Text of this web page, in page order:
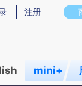
意图存在偏差。不代
注册
mini+